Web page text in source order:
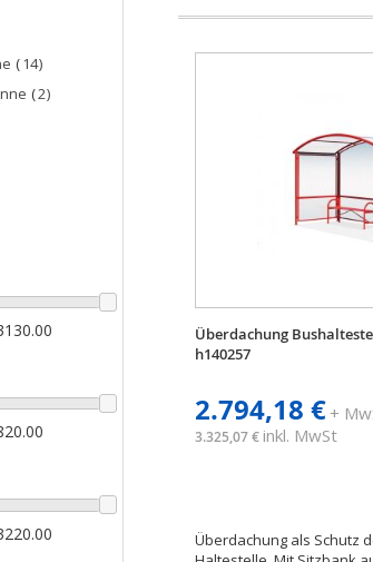
Überdachung
h140257
2.794,18 €+
3.325,07 € inkl. MwSt
Überdachung als Schutz
14Artikel
2Artikel